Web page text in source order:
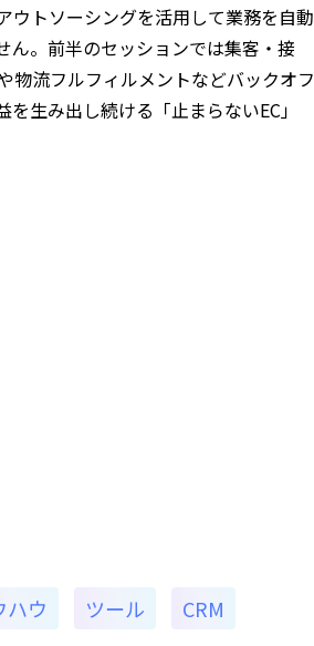
ウトソーシングを活用して業務を自動
ん。前半のセッションでは集客・接
物流フルフィルメントなどバックオフ
生み出し続ける「止まらないEC」
ハウ ツール
CRM